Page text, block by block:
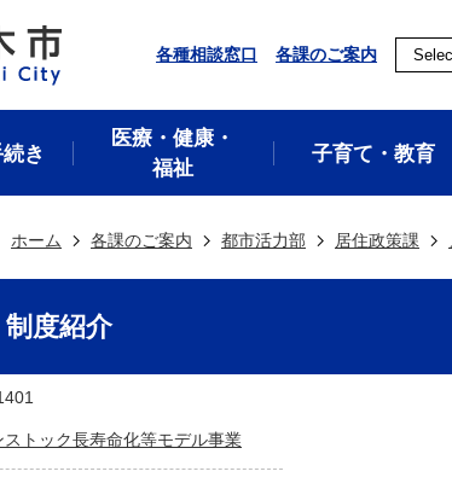
各種相談窓口 各課のご案内
き
医療・健康・
福祉
子育て・教育
ホーム 各課のご案内 都市活力部 居住政策課
度紹介
ストック長寿命化等モデル事業